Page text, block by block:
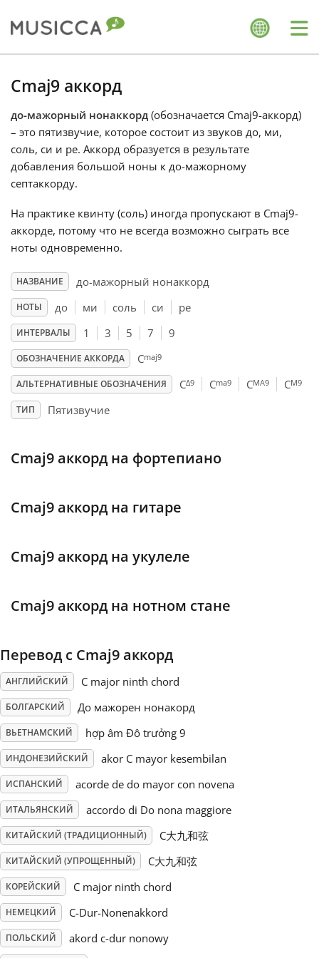
Български
Dansk
Deutsch
English
Español
Français
한국어
Русский
Svenska
Tiếng Việt
Türkçe
简体中文
繁體中文
Cmaj9 аккорд
до-мажорный нонаккорд (обозначается Cmaj9-аккорд)
– это пятизвучие, которое состоит из звуков до, ми,
соль, си и ре. Аккорд образуется в результате
добавления большой ноны к до-мажорному
септаккорду.
На практике квинту (соль) иногда пропускают в Cmaj9-
аккорде, потому что не всегда возможно сыграть все
ноты одновременно.
НАЗВАНИЕ до-мажорный нонаккорд
НОТЫ до ми соль си ре
ИНТЕРВАЛЫ 1 3 5 7 9
ОБОЗНАЧЕНИЕ АККОРДА Cmaj9
АЛЬТЕРНАТИВНЫЕ ОБОЗНАЧЕНИЯ CΔ9 Cma9 CMA9 CM9
ТИП Пятизвучие
Cmaj9 аккорд на фортепиано
Cmaj9 аккорд на гитаре
Cmaj9 аккорд на укулеле
Cmaj9 аккорд на нотном стане
Перевод с Cmaj9 аккорд
АНГЛИЙСКИЙ C major ninth chord
БОЛГАРСКИЙ До мажорен нонакорд
ВЬЕТНАМСКИЙ hợp âm Đô trưởng 9
ИНДОНЕЗИЙСКИЙ akor C mayor kesembilan
ИСПАНСКИЙ acorde de do mayor con novena
ИТАЛЬЯНСКИЙ accordo di Do nona maggiore
КИТАЙСКИЙ (ТРАДИЦИОННЫЙ) C大九和弦
КИТАЙСКИЙ (УПРОЩЕННЫЙ) C大九和弦
КОРЕЙСКИЙ C major ninth chord
НЕМЕЦКИЙ C-Dur-Nonenakkord
ПОЛЬСКИЙ akord c-dur nonowy